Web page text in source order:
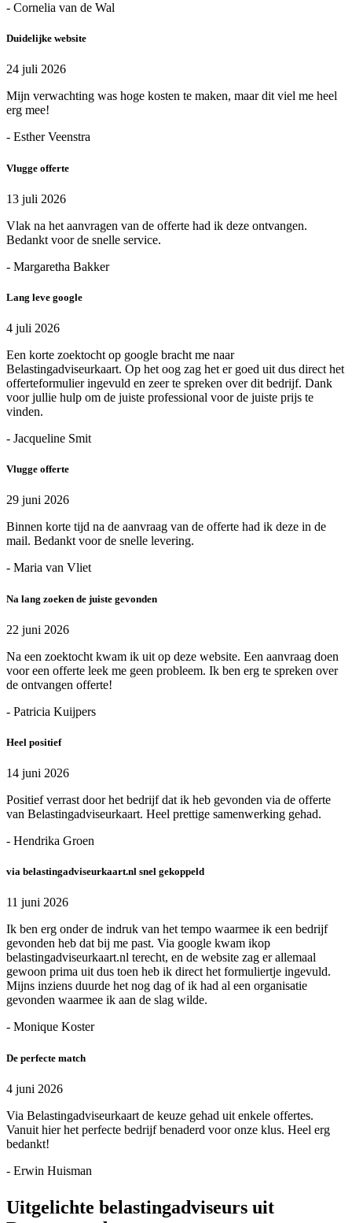
- Cornelia van de Wal
Duidelijke website
24 juli 2026
Mijn verwachting was hoge kosten te maken, maar dit viel me heel
erg mee!
- Esther Veenstra
Vlugge offerte
13 juli 2026
Vlak na het aanvragen van de offerte had ik deze ontvangen.
Bedankt voor de snelle service.
- Margaretha Bakker
Lang leve google
4 juli 2026
Een korte zoektocht op google bracht me naar
Belastingadviseurkaart. Op het oog zag het er goed uit dus direct het
offerteformulier ingevuld en zeer te spreken over dit bedrijf. Dank
voor jullie hulp om de juiste professional voor de juiste prijs te
vinden.
- Jacqueline Smit
Vlugge offerte
29 juni 2026
Binnen korte tijd na de aanvraag van de offerte had ik deze in de
mail. Bedankt voor de snelle levering.
- Maria van Vliet
Na lang zoeken de juiste gevonden
22 juni 2026
Na een zoektocht kwam ik uit op deze website. Een aanvraag doen
voor een offerte leek me geen probleem. Ik ben erg te spreken over
de ontvangen offerte!
- Patricia Kuijpers
Heel positief
14 juni 2026
Positief verrast door het bedrijf dat ik heb gevonden via de offerte
van Belastingadviseurkaart. Heel prettige samenwerking gehad.
- Hendrika Groen
via belastingadviseurkaart.nl snel gekoppeld
11 juni 2026
Ik ben erg onder de indruk van het tempo waarmee ik een bedrijf
gevonden heb dat bij me past. Via google kwam ikop
belastingadviseurkaart.nl terecht, en de website zag er allemaal
gewoon prima uit dus toen heb ik direct het formuliertje ingevuld.
Mijns inziens duurde het nog dag of ik had al een organisatie
gevonden waarmee ik aan de slag wilde.
- Monique Koster
De perfecte match
4 juni 2026
Via Belastingadviseurkaart de keuze gehad uit enkele offertes.
Vanuit hier het perfecte bedrijf benaderd voor onze klus. Heel erg
bedankt!
- Erwin Huisman
Uitgelichte belastingadviseurs uit